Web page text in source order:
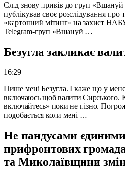
Слід знову привів до груп
публікував своє розслідування про
«картонний мітинг» на захист
Telegram-груп «Вшануй …
Безугла закликає
16:29
Пише мені Безугла. І каже що у
включаюсь щоб валити Сирського.
включайтесь» поки не пізно.
подобається коли мені …
Не пандусами
прифронтових
та Миколаївщини